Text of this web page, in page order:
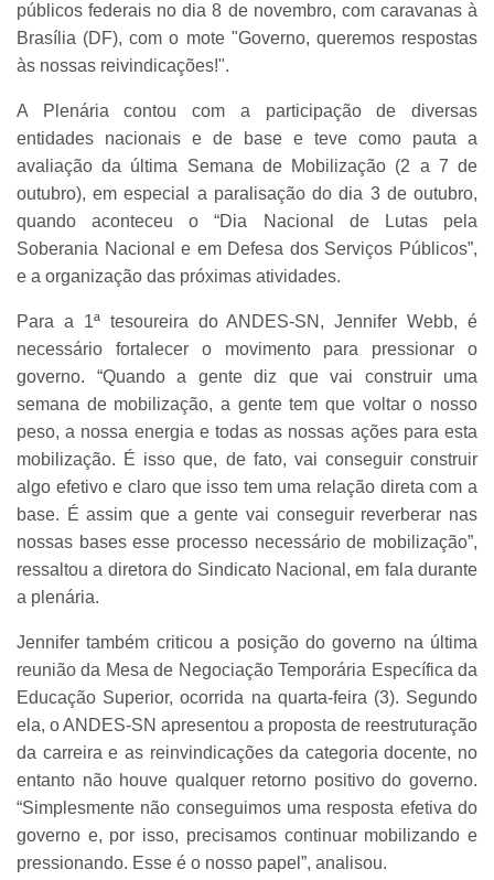
públicos federais no dia 8 de novembro, com caravanas à
Brasília (DF), com o mote "Governo, queremos respostas
às nossas reivindicações!".
A Plenária contou com a participação de diversas
entidades nacionais e de base e teve como pauta a
avaliação da última Semana de Mobilização (2 a 7 de
outubro), em especial a paralisação do dia 3 de outubro,
quando aconteceu o “Dia Nacional de Lutas pela
Soberania Nacional e em Defesa dos Serviços Públicos”,
e a organização das próximas atividades.
Para a 1ª tesoureira do ANDES-SN, Jennifer Webb, é
necessário fortalecer o movimento para pressionar o
governo. “Quando a gente diz que vai construir uma
semana de mobilização, a gente tem que voltar o nosso
peso, a nossa energia e todas as nossas ações para esta
mobilização. É isso que, de fato, vai conseguir construir
algo efetivo e claro que isso tem uma relação direta com a
base. É assim que a gente vai conseguir reverberar nas
nossas bases esse processo necessário de mobilização”,
ressaltou a diretora do Sindicato Nacional, em fala durante
a plenária.
Jennifer também criticou a posição do governo na última
reunião da Mesa de Negociação Temporária Específica da
Educação Superior, ocorrida na quarta-feira (3). Segundo
ela, o ANDES-SN apresentou a proposta de reestruturação
da carreira e as reinvindicações da categoria docente, no
entanto não houve qualquer retorno positivo do governo.
“Simplesmente não conseguimos uma resposta efetiva do
governo e, por isso, precisamos continuar mobilizando e
pressionando. Esse é o nosso papel”, analisou.